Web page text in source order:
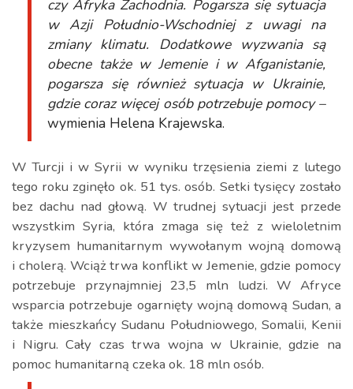
czy Afryka Zachodnia. Pogarsza się sytuacja
w Azji Południo-Wschodniej z uwagi na
zmiany klimatu. Dodatkowe wyzwania są
obecne także w Jemenie i w Afganistanie,
pogarsza się również sytuacja w Ukrainie,
gdzie coraz więcej osób potrzebuje pomocy –
wymienia Helena Krajewska.
W Turcji i w Syrii w wyniku trzęsienia ziemi z lutego
tego roku zginęło ok. 51 tys. osób. Setki tysięcy zostało
bez dachu nad głową. W trudnej sytuacji jest przede
wszystkim Syria, która zmaga się też z wieloletnim
kryzysem humanitarnym wywołanym wojną domową
i cholerą. Wciąż trwa konflikt w Jemenie, gdzie pomocy
potrzebuje przynajmniej 23,5 mln ludzi. W Afryce
wsparcia potrzebuje ogarnięty wojną domową Sudan, a
także mieszkańcy Sudanu Południowego, Somalii, Kenii
i Nigru. Cały czas trwa wojna w Ukrainie, gdzie na
pomoc humanitarną czeka ok. 18 mln osób.